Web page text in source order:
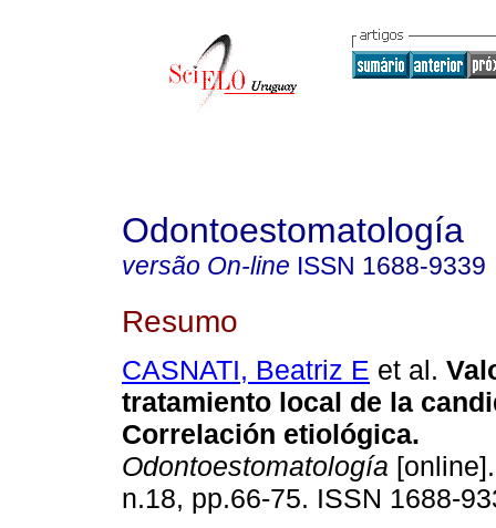
Odontoestomatología
versão On-line ISSN 1688-9339
Resumo
CASNATI, Beatriz E et al.
tratamiento local de la
Correlación etiológica.
Odontoestomatología
n.18, pp.66-75. ISSN 1688-